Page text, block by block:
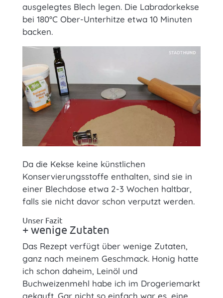
ausgelegtes Blech legen. Die Labradorkekse
bei 180°C Ober-Unterhitze etwa 10 Minuten
backen.
Da die Kekse keine künstlichen
Konservierungsstoffe enthalten, sind sie in
einer Blechdose etwa 2-3 Wochen haltbar,
falls sie nicht davor schon verputzt werden.
Unser Fazit
+ wenige Zutaten
Das Rezept verfügt über wenige Zutaten,
ganz nach meinem Geschmack. Honig hatte
ich schon daheim, Leinöl und
Buchweizenmehl habe ich im Drogeriemarkt